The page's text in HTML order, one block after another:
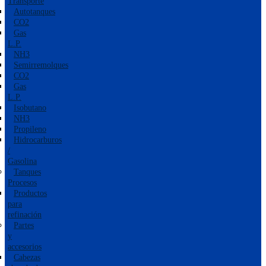
Autotanques
CO2
Gas
L.P.
NH3
Semirremolques
CO2
Gas
L.P.
Isobutano
NH3
Propileno
Hidrocarburos
/
Gasolina
Tanques
Procesos
Productos
para
refinación
Partes
y
accesorios
Cabezas